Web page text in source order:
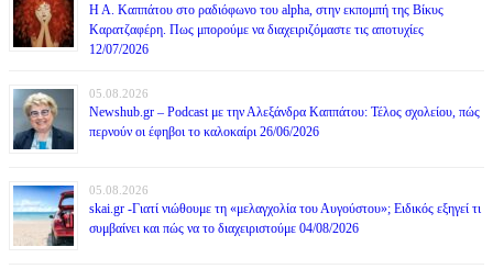
Η Α. Καππάτου στο ραδιόφωνο του alpha, στην εκπομπή της Βίκυς
Καρατζαφέρη. Πως μπορούμε να διαχειριζόμαστε τις αποτυχίες
12/07/2026
05.08.2026
Newshub.gr – Podcast με την Αλεξάνδρα Καππάτου: Τέλος σχολείου, πώς
περνούν οι έφηβοι το καλοκαίρι 26/06/2026
05.08.2026
skai.gr -Γιατί νιώθουμε τη «μελαγχολία του Αυγούστου»; Ειδικός εξηγεί τι
συμβαίνει και πώς να το διαχειριστούμε 04/08/2026